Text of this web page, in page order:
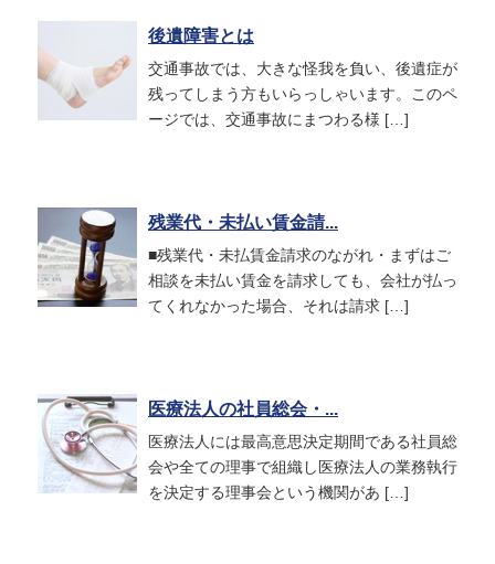
後遺障害とは
交通事故では、大きな怪我を負い、後遺症が
残ってしまう方もいらっしゃいます。このペ
ージでは、交通事故にまつわる様 […]
残業代・未払い賃金請...
■残業代・未払賃金請求のながれ・まずはご
相談を未払い賃金を請求しても、会社が払っ
てくれなかった場合、それは請求 […]
医療法人の社員総会・...
医療法人には最高意思決定期間である社員総
会や全ての理事で組織し医療法人の業務執行
を決定する理事会という機関があ […]